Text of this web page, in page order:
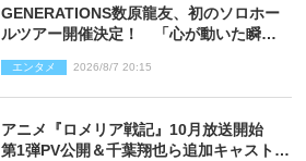
GENERATIONS数原龍友、初のソロホー
ルツアー開催決定！ 「心が動いた瞬間
エンタメ 2026/8/7 20:15
アニメ『ロメリア戦記』10月放送開始
第1弾PV公開＆千葉翔也ら追加キャスト4